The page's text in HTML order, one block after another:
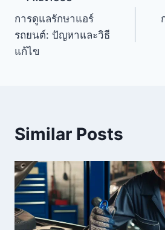
การดูแลรักษาแอร์
รถยนต์: ปัญหาและวิธี
แก้ไข
Similar Posts